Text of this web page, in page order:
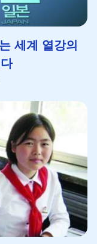
세계 열강의